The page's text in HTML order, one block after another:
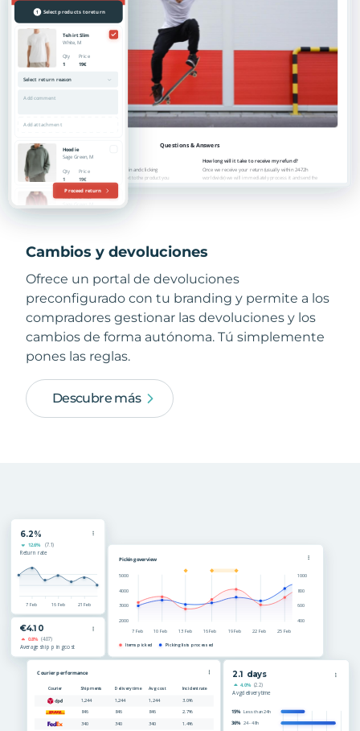
Cambios y devoluciones
Ofrece un portal de devoluciones
preconfigurado con tu branding y permite a los
compradores gestionar las devoluciones y los
cambios de forma autónoma. Tú simplemente
pones las reglas.
Descubre más